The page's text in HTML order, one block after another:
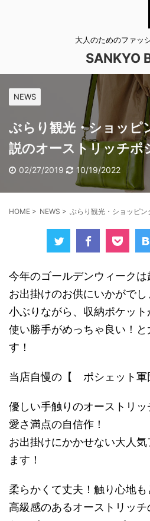
大人のためのファッ
SANKYO
NEWS
ぶらり観光・ショッピ
説のオーストリッチポ
02/27/2019 10/19/2022
HOME > NEWS > ぶらり観光・ショッピ
今年のゴールデンウィーク
お出掛けのお供にいかがでし
小ぶりながら、収納ポケット
使い勝手がめっちゃ良い！と
す！
当店自慢の【 ポシェット
優しい手触りのオーストリ
愛さ満点の自信作！
お出掛けにかかせない大人
ます！
柔らかくて丈夫！触り心地も
高級感のあるオーストリッ